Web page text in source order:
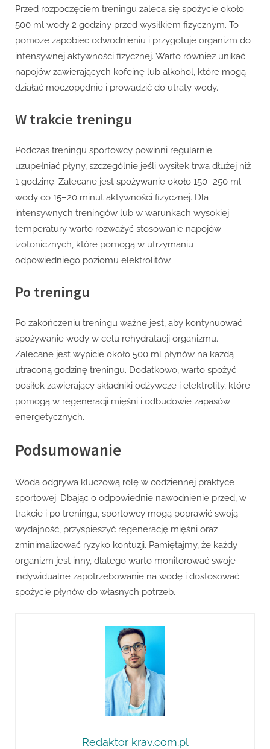
Przed rozpoczęciem treningu zaleca się spożycie około
500 ml wody 2 godziny przed wysiłkiem fizycznym. To
pomoże zapobiec odwodnieniu i przygotuje organizm do
intensywnej aktywności fizycznej. Warto również unikać
napojów zawierających kofeinę lub alkohol, które mogą
działać moczopędnie i prowadzić do utraty wody.
W trakcie treningu
Podczas treningu sportowcy powinni regularnie
uzupełniać płyny, szczególnie jeśli wysiłek trwa dłużej niż
1 godzinę. Zalecane jest spożywanie około 150–250 ml
wody co 15–20 minut aktywności fizycznej. Dla
intensywnych treningów lub w warunkach wysokiej
temperatury warto rozważyć stosowanie napojów
izotonicznych, które pomogą w utrzymaniu
odpowiedniego poziomu elektrolitów.
Po treningu
Po zakończeniu treningu ważne jest, aby kontynuować
spożywanie wody w celu rehydratacji organizmu.
Zalecane jest wypicie około 500 ml płynów na każdą
utraconą godzinę treningu. Dodatkowo, warto spożyć
posiłek zawierający składniki odżywcze i elektrolity, które
pomogą w regeneracji mięśni i odbudowie zapasów
energetycznych.
Podsumowanie
Woda odgrywa kluczową rolę w codziennej praktyce
sportowej. Dbając o odpowiednie nawodnienie przed, w
trakcie i po treningu, sportowcy mogą poprawić swoją
wydajność, przyspieszyć regenerację mięśni oraz
zminimalizować ryzyko kontuzji. Pamiętajmy, że każdy
organizm jest inny, dlatego warto monitorować swoje
indywidualne zapotrzebowanie na wodę i dostosować
spożycie płynów do własnych potrzeb.
Redaktor krav.com.pl